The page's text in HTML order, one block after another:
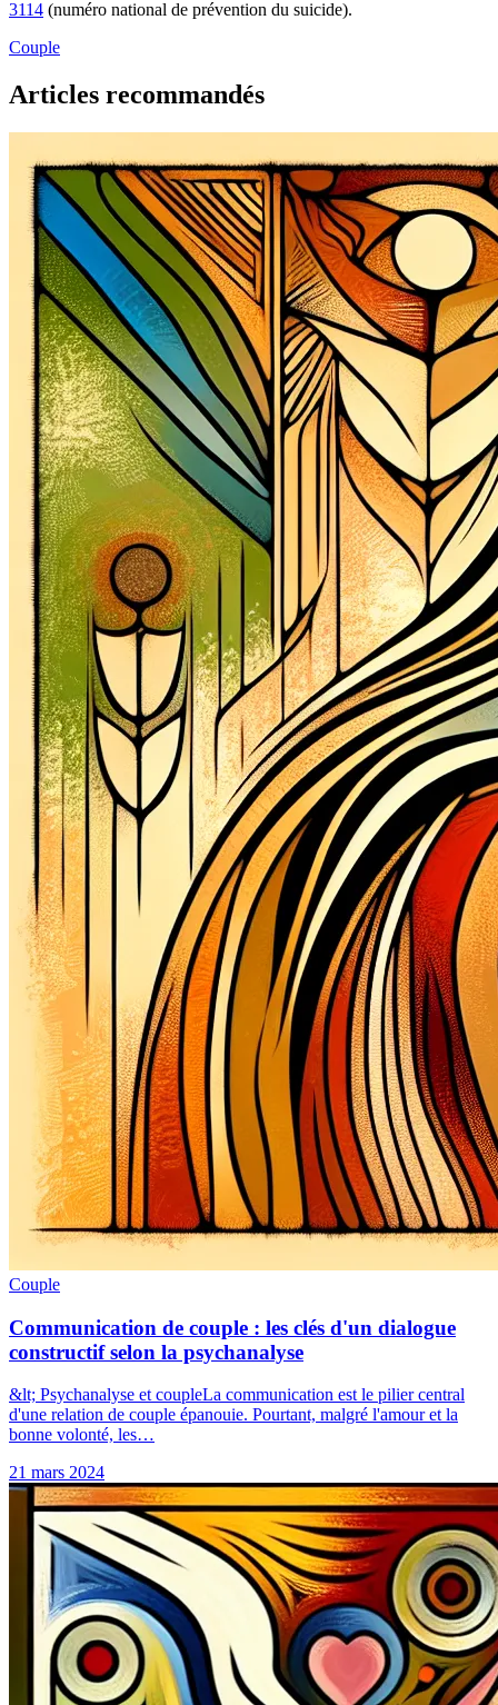
3114 (numéro national de prévention du suicide).
Couple
Articles recommandés
Couple
Communication de couple : les clés d'un dialogue
constructif selon la psychanalyse
&lt; Psychanalyse et coupleLa communication est le pilier central
d'une relation de couple épanouie. Pourtant, malgré l'amour et la
bonne volonté, les…
21 mars 2024